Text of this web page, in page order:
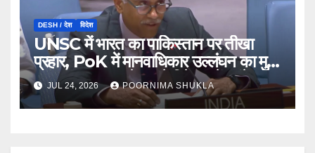
DESH / देश विदेश
UNSC में भारत का पाकिस्तान पर तीखा
प्रहार, PoK में मानवाधिकार उल्लंघन का मुद्दा
उठाया; कहा- ‘पहले अपने गिरेबान में झांके
इस्लामाबाद’…
JUL 24, 2026 POORNIMA SHUKLA